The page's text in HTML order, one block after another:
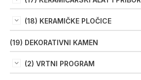
(18) KERAMIČKE PLOČICE
(19) DEKORATIVNI KAMEN
(2) VRTNI PROGRAM